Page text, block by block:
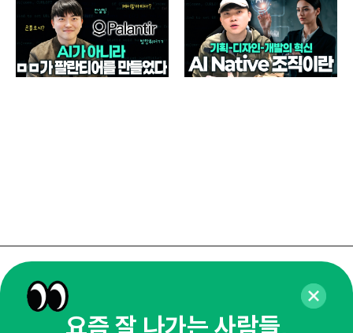
매주 화요일 아침,
마케팅 감각을 깨워 드릴게요!
요즘 잘 나가는 사람들,